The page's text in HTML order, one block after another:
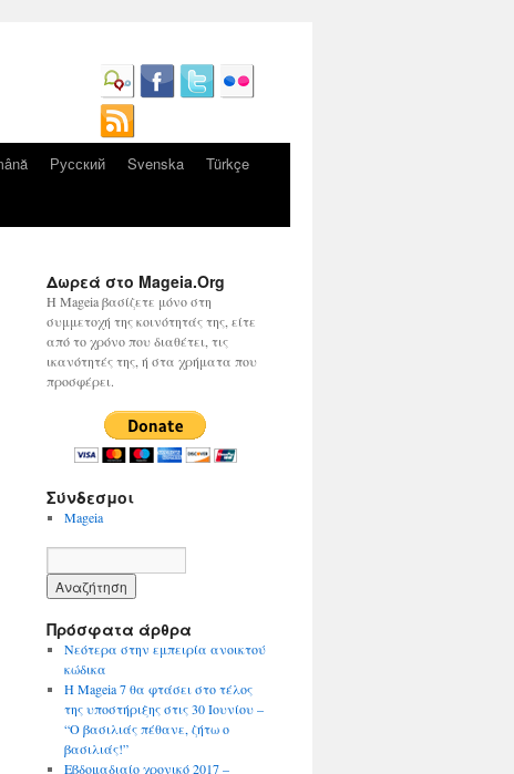
Русский Svenska
Türkçe
Δωρεά στο Mageia.Org
Η Mageia βασίζετε μόνο στη
συμμετοχή της κοινότητάς της, είτε
από το χρόνο που διαθέτει, τις
ικανότητές της, ή στα χρήματα που
προσφέρει.
Σύνδεσμοι
Mageia
Πρόσφατα άρθρα
Νεότερα στην εμπειρία ανοικτού
κώδικα
Η Mageia 7 θα φτάσει στο τέλος
της υποστήριξης στις 30 Ιουνίου –
“Ο βασιλιάς πέθανε, ζήτω ο
βασιλιάς!”
Εβδομαδιαίο χρονικό 2017 –